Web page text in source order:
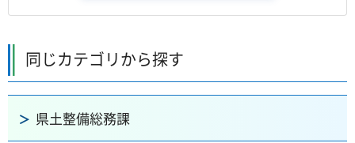
同じカテゴリから探す
県土整備総務課